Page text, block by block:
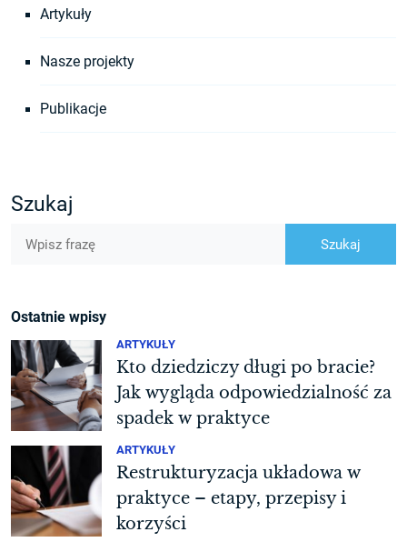
Artykuły
Nasze projekty
Publikacje
Szukaj
Ostatnie wpisy
ARTYKUŁY
Kto dziedziczy długi po bracie?
Jak wygląda odpowiedzialność za
spadek w praktyce
ARTYKUŁY
Restrukturyzacja układowa w
praktyce – etapy, przepisy i
korzyści